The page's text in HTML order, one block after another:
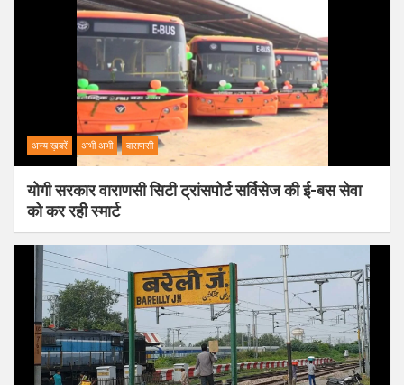
अन्य ख़बरें अभी अभी वाराणसी
योगी सरकार वाराणसी सिटी ट्रांसपोर्ट सर्विसेज की ई-बस सेवा
को कर रही स्मार्ट